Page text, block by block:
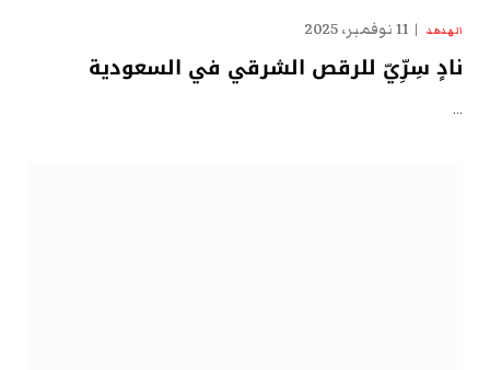
الهدهد 11 نوفمبر، 2025
نادٍ سِرِّيّ للرقص الشرقي في السعودية
…